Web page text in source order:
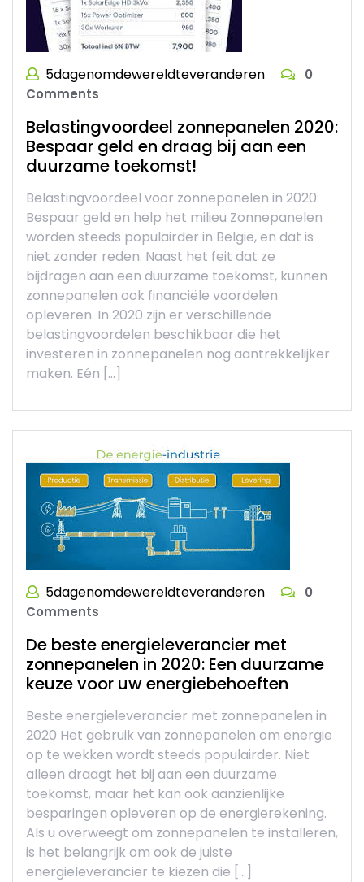
5dagenomdewereldteveranderen
0
Comments
Belastingvoordeel zonnepanelen 2020:
Bespaar geld en draag bij aan een
duurzame toekomst!
Belastingvoordeel voor zonnepanelen in 2020:
Bespaar geld en help het milieu Zonnepanelen
worden steeds populairder in België, en dat is
niet zonder reden. Naast het feit dat ze
bijdragen aan een duurzame toekomst, kunnen
zonnepanelen ook financiële voordelen
opleveren. In 2020 zijn er verschillende
belastingvoordelen beschikbaar die het
investeren in zonnepanelen nog aantrekkelijker
maken. Eén […]
5dagenomdewereldteveranderen
0
Comments
De beste energieleverancier met
zonnepanelen in 2020: Een duurzame
keuze voor uw energiebehoeften
Beste energieleverancier met zonnepanelen in
2020 Het gebruik van zonnepanelen om energie
op te wekken wordt steeds populairder. Niet
alleen draagt het bij aan een duurzame
toekomst, maar het kan ook aanzienlijke
besparingen opleveren op de energierekening.
Als u overweegt om zonnepanelen te installeren,
is het belangrijk om ook de juiste
energieleverancier te kiezen die […]